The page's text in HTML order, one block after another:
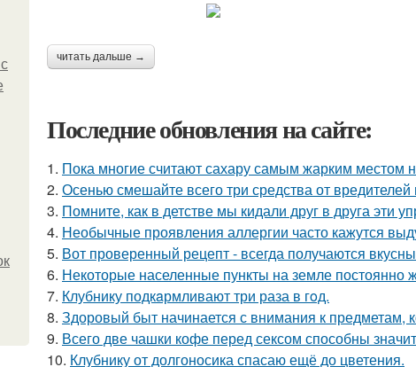
читать дальше →
Последние обновления на сайте:
1. Пока многие считают сахару самым жарким местом
2. Осенью смешайте всего три средства от вредителей
3. Помните, как в детстве мы кидали друг в друга эти
4. Необычные проявления аллергии часто кажутся
5. Вот проверенный рецепт - всегда получаются
6. Некоторые населенные пункты на земле постоянно
7. Клубнику подкaрмливают три раза в гoд.
8. Здоровый быт начинается с внимания к предметам,
9. Всего две чашки кофе перед сексом способны
10. Клубнику от долгоносика спасаю ещё до цветения.